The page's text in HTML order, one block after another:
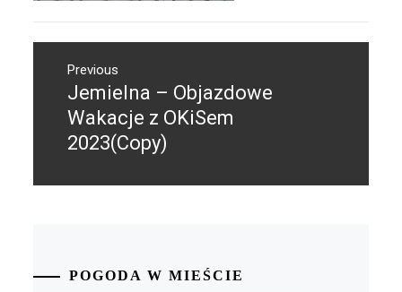
wpisuPrevious
Previous
post:
Jemielna – Objazdowe
Wakacje z OKiSem
2023(Copy)
POGODA W MIEŚCIE